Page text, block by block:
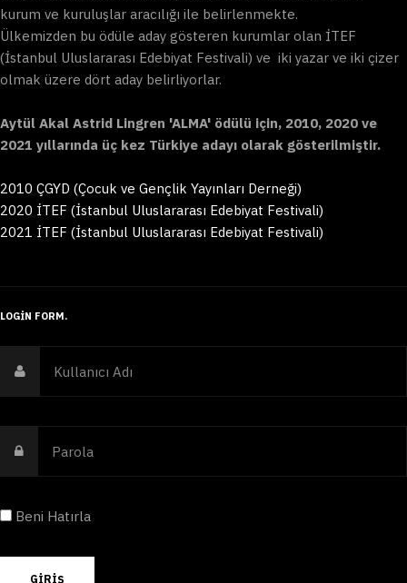
kurum ve kuruluşlar aracılığı ile belirlenmekte.
Ülkemizden bu ödüle aday gösteren kurumlar olan İTEF
(İstanbul Uluslararası Edebiyat Festivali) ve iki yazar ve iki çizer
olmak üzere dört aday belirliyorlar.
Aytül Akal Astrid Lingren 'ALMA' ödülü için, 2010, 2020 ve
2021 yıllarında üç kez Türkiye adayı olarak gösterilmiştir.
2010 ÇGYD (Çocuk ve Gençlik Yayınları Derneği)
2020 İTEF (İstanbul Uluslararası Edebiyat Festivali)
2021 İTEF (İstanbul Uluslararası Edebiyat Festivali)
LOGIN FORM
Beni Hatırla